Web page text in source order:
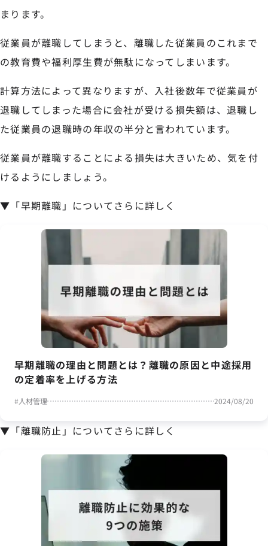
まります。
従業員が離職してしまうと、離職した従業員のこれまで
の教育費や福利厚生費が無駄になってしまいます。
計算方法によって異なりますが、入社後数年で従業員が
退職してしまった場合に会社が受ける損失額は、退職し
た従業員の退職時の年収の半分と言われています。
従業員が離職することによる損失は大きいため、気を付
けるようにしましょう。
▼「早期離職」についてさらに詳しく
早期離職の理由と問題とは？離職の原因と中途採用
の定着率を上げる方法
#人材管理 2024/08/20
▼「離職防止」についてさらに詳しく